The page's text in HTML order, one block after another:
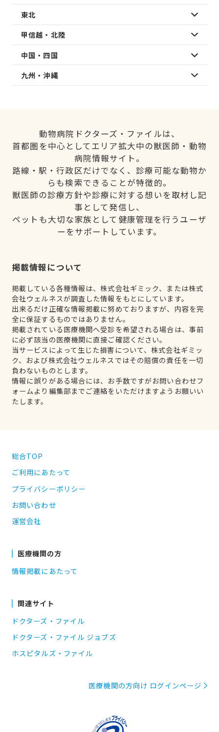
東北
甲信越・北陸
中国・四国
九州・沖縄
動物病院ドクターズ・ファイルは、
首都圏を中心としてエリア拡大中の獣医師・動物
病院情報サイト。
路線・駅・行政区だけでなく、診療可能な動物か
らも検索できることが特徴的。
獣医師の診療方針や診療に対する想いを取材し記
事として発信し、
ペットも大切な家族として健康管理を行うユーザ
ーをサポートしています。
掲載情報について
掲載している各種情報は、株式会社ギミック、または株式
会社ウェルネスが調査した情報をもとにしています。
出来るだけ正確な情報掲載に努めておりますが、内容を完
全に保証するものではありません。
掲載されている医療機関へ受診を希望される場合は、事前
に必ず該当の医療機関に直接ご確認ください。
当サービスによって生じた損害について、株式会社ギミッ
ク、および株式会社ウェルネスではその賠償の責任を一切
負わないものとします。
情報に誤りがある場合には、お手数ですがお問い合わせフ
ォームより編集部までご連絡をいただけますようお願いい
たします。
総合TOP
ご利用にあたって
プライバシーポリシー
お問い合わせ
運営会社
医療機関の方
情報掲載にあたって
関連サイト
ドクターズ・ファイル
ドクターズ・ファイル ジョブズ
ホスピタルズ・ファイル
医療機関の方向け ログインページ